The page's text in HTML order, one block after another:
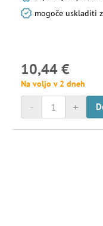
mogoče uskladiti
10,44 €
Na voljo v 2 dneh
+
-